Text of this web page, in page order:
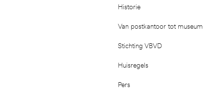
Historie
Van postkantoor tot museum
Stichting VBVD
Huisregels
Pers